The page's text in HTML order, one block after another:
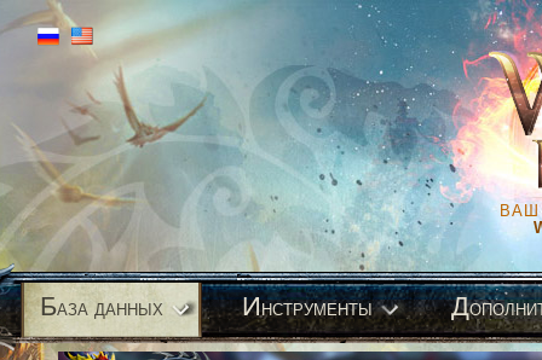
ВАШ
База данных Инструменты Д